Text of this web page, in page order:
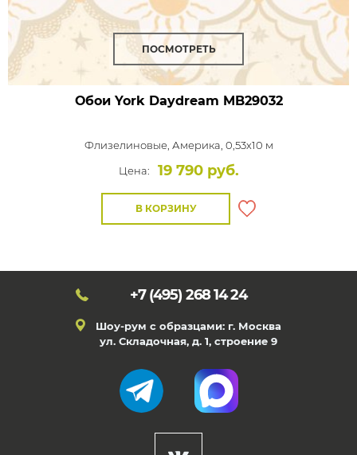
ПОСМОТРЕТЬ
Обои York Daydream MB29032
Флизелиновые, Америка, 0,53x10 м
Цена:
19 790 руб.
В КОРЗИНУ
+7 (495) 268 14 24
Шоу-рум с образцами: г. Москва
ул. Складочная, д. 1, строение 9